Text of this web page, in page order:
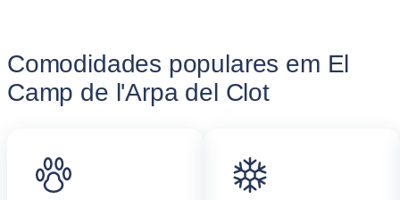
Comodidades populares em El
Camp de l'Arpa del Clot